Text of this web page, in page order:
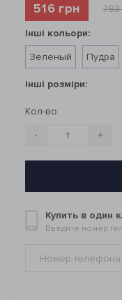
516 грн 793
Інші кольори:
Зеленый
Пудра
Інші розміри:
Кол-во:
- +
Купить в один
Введите номер